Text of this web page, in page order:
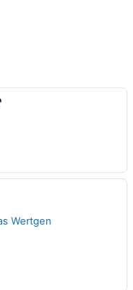
Wertgen